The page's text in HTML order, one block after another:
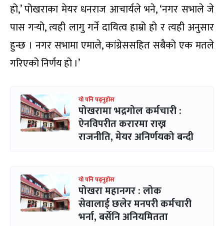
हो,’ पोखराका मेयर धनराज आचार्यले भने, ‘नगर सभाले जे
पास गर्‍यो, त्यही लागु गर्ने दायित्व हाम्रो हो र त्यही अनुसार
हुन्छ । नगर सभामा एमाले, कांग्रेससहित सबैको एक मतले
गरिएको निर्णय हो ।’
यो पनि पढ्नुहोस
पोखरामा भद्रगोल कर्मचारी :
ऐनविपरीत करारमा राख्न
राजनीति, मेयर अनिर्णयको बन्दी
यो पनि पढ्नुहोस
पोखरा महानगर : लोक
सेवालाई छलेर मनपरी कर्मचारी
भर्ना, बर्सेनि अनियमितता